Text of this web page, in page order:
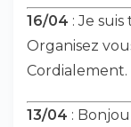
16/04 : Je
Organisez
Cordialement.
13/04 :